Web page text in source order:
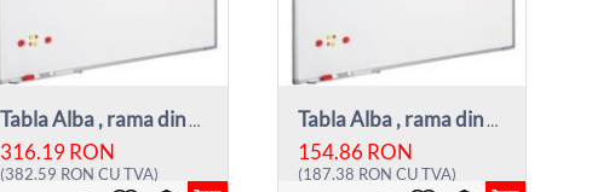
Tabla Alba , rama din aluminiu, 60 x 90cm...
316.19 RON
(382.59 RON CU TVA)
Tabla Alba , rama din aluminiu, 45 x 60cm...
154.86 RON
(187.38 RON CU TVA)